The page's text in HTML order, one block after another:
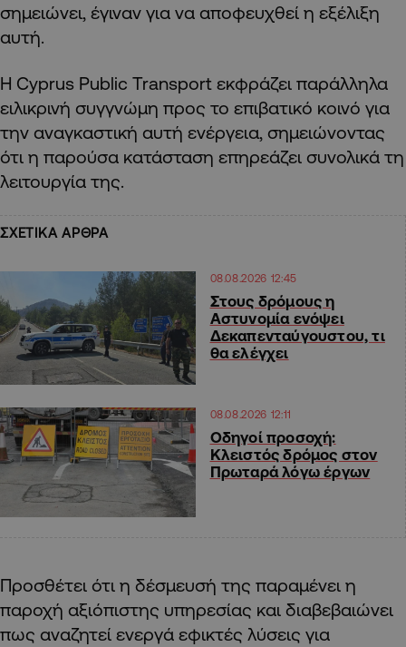
σημειώνει, έγιναν για να αποφευχθεί η εξέλιξη
αυτή.
Η Cyprus Public Transport εκφράζει παράλληλα
ειλικρινή συγγνώμη προς το επιβατικό κοινό για
την αναγκαστική αυτή ενέργεια, σημειώνοντας
ότι η παρούσα κατάσταση επηρεάζει συνολικά τη
λειτουργία της.
ΣΧΕΤΙΚΑ ΑΡΘΡΑ
08.08.2026 12:45
Στους δρόμους η
Αστυνομία ενόψει
Δεκαπενταύγουστου, τι
θα ελέγχει
08.08.2026 12:11
Οδηγοί προσοχή:
Κλειστός δρόμος στον
Πρωταρά λόγω έργων
Προσθέτει ότι η δέσμευσή της παραμένει η
παροχή αξιόπιστης υπηρεσίας και διαβεβαιώνει
πως αναζητεί ενεργά εφικτές λύσεις για